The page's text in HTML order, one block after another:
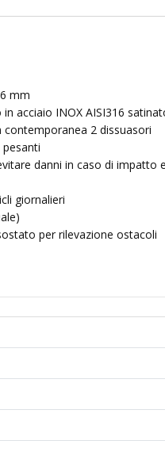
mm
acciaio INOX AISI316
contemporanea 2 dissuasori
danni in caso di
giornalieri
per rilevazione ostacoli